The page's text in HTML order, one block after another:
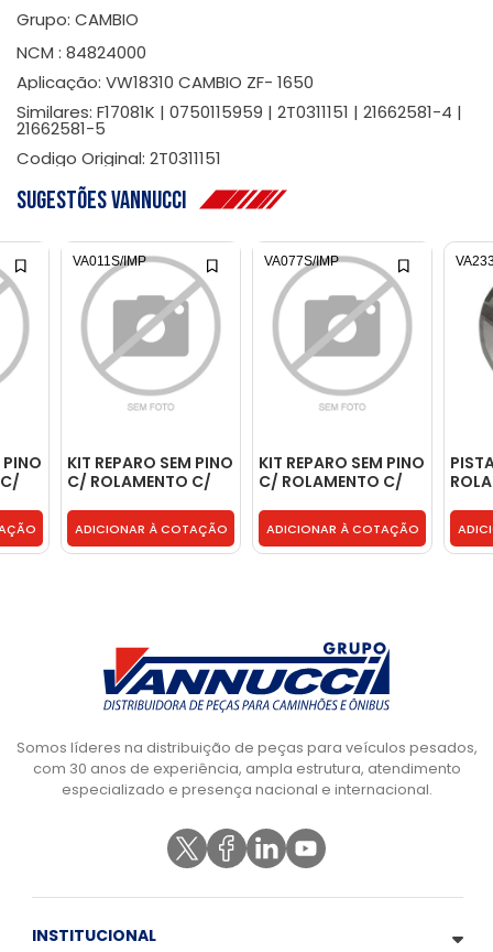
Grupo: CAMBIO
NCM : 84824000
Aplicação: VW18310 CAMBIO ZF- 1650
Similares: F17081K | 0750115959 | 2T0311151 | 21662581-4 |
21662581-5
Codigo Original: 2T0311151
Sugestões Vannucci
PINO
KIT REPARO SEM PINO
C/ ROLAMENTO C/
- VA011S/IMP
ADICIONAR À COTAÇÃO
VA011S/IMP
KIT REPARO SEM PINO
C/ ROLAMENTO C/
- VA077S/IMP
ADICIONAR À COTAÇÃO
VA077S/IMP
Somos líderes na distribuição de peças para veículos pesados,
com 30 anos de experiência, ampla estrutura, atendimento
especializado e presença nacional e internacional.
INSTITUCIONAL